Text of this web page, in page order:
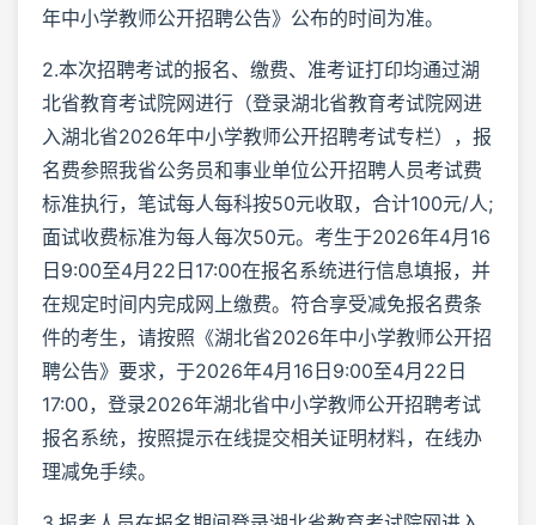
年中小学教师公开招聘公告》公布的时间为准。
2.本次招聘考试的报名、缴费、准考证打印均通过湖
北省教育考试院网进行（登录湖北省教育考试院网进
入湖北省2026年中小学教师公开招聘考试专栏），报
名费参照我省公务员和事业单位公开招聘人员考试费
标准执行，笔试每人每科按50元收取，合计100元/人;
面试收费标准为每人每次50元。考生于2026年4月16
日9:00至4月22日17:00在报名系统进行信息填报，并
在规定时间内完成网上缴费。符合享受减免报名费条
件的考生，请按照《湖北省2026年中小学教师公开招
聘公告》要求，于2026年4月16日9:00至4月22日
17:00，登录2026年湖北省中小学教师公开招聘考试
报名系统，按照提示在线提交相关证明材料，在线办
理减免手续。